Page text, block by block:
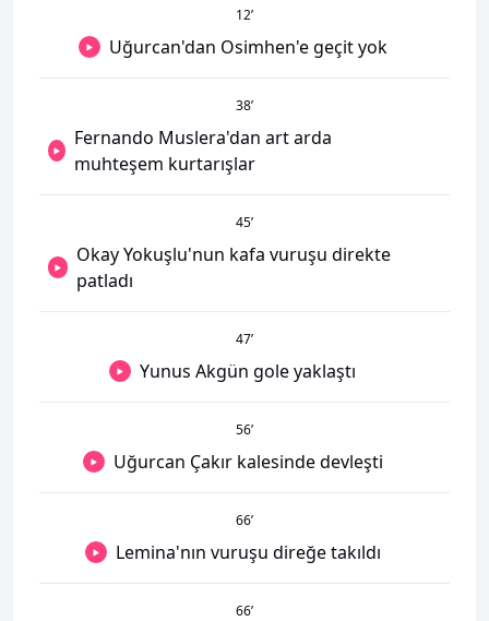
12’
Uğurcan'dan Osimhen'e geçit yok
38’
Fernando Muslera'dan art arda
muhteşem kurtarışlar
45’
Okay Yokuşlu'nun kafa vuruşu direkte
patladı
47’
Yunus Akgün gole yaklaştı
56’
Uğurcan Çakır kalesinde devleşti
66’
Lemina'nın vuruşu direğe takıldı
66’